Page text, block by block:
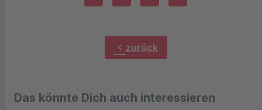
chevron_left zurück
Das könnte Dich auch interessieren